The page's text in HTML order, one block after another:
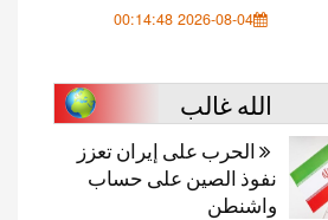
2026-08-04 00:14:48
الله غالب
الحرب على إيران تعزز
نفوذ الصين على حساب
واشنطن